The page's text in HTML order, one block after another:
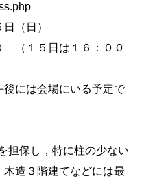
（日）
（１５日は１６：００
には会場にいる予定で
担保し，特に柱の少ない
造３階建てなどには最